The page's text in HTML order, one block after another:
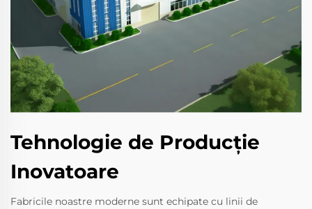
Tehnologie de Producție
Inovatoare
Fabricile noastre moderne sunt echipate cu linii de